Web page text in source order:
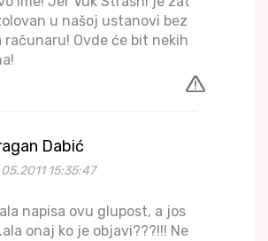
u našoj ustanovi bez
računaru! Ovde će bit nekih
Dabić
15:35:47
napisa ovu glupost, a jos
onaj ko je objavi???!!! Ne